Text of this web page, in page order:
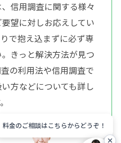
信用調査に関する様々
望に対しお応えしてい
で抱え込まずに必ず専
きっと解決方法が見つ
の利用法や信用調査で
方などについても詳し
料金のご相談はこちらからどうぞ！